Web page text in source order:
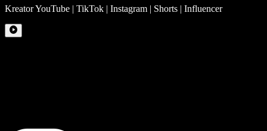
Kreator YouTube | TikTok | Instagram | Shorts | Influencer